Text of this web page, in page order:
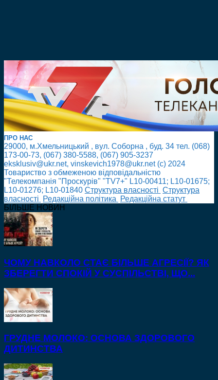
ПРО НАС
29000, м.Хмельницький , вул. Соборна , буд. 34 тел. (068)
173-00-73, (067) 380-5588, (067) 905-3237
eksklusiv@ukr.net, vinskevich1978@ukr.net (с) 2024
Товариство з обмеженою відповідальністю
"Телекомпанія "Проскурів" "TV7+" L10-00411; L10-01675;
L10-01276; L10-01840 Cтруктура власності Cтруктура
власності
Редакційна політика
Редакційна статут
БІЛЬШЕ НОВИН
ЧОМУ НАВКОЛО СТАЄ БІЛЬШЕ АГРЕСІЇ? ЯК
ЗБЕРЕГТИ СПОКІЙ У СУСПІЛЬСТВІ, ЩО...
ГРУДНЕ МОЛОКО: ОСНОВА ЗДОРОВОГО
ДИТИНСТВА